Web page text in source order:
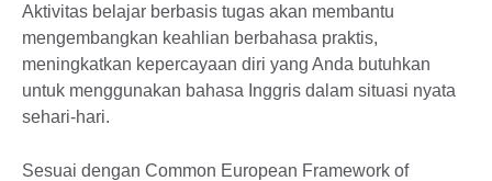
Aktivitas belajar berbasis tugas akan membantu
mengembangkan keahlian berbahasa praktis,
meningkatkan kepercayaan diri yang Anda butuhkan
untuk menggunakan bahasa Inggris dalam situasi nyata
sehari-hari.
Sesuai dengan Common European Framework of